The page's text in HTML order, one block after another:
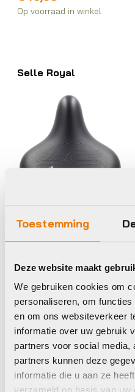
Toestemming
Deze website maakt
We gebruiken cookies om
personaliseren, om
en om ons websiteverkeer
informatie over uw gebruik
partners voor social media,
partners kunnen deze
informatie die u aan ze
Op voorraad in winkel
Selle Royal
Zadels
strengtex relaxe
€54,90
Op voorraad in winkel